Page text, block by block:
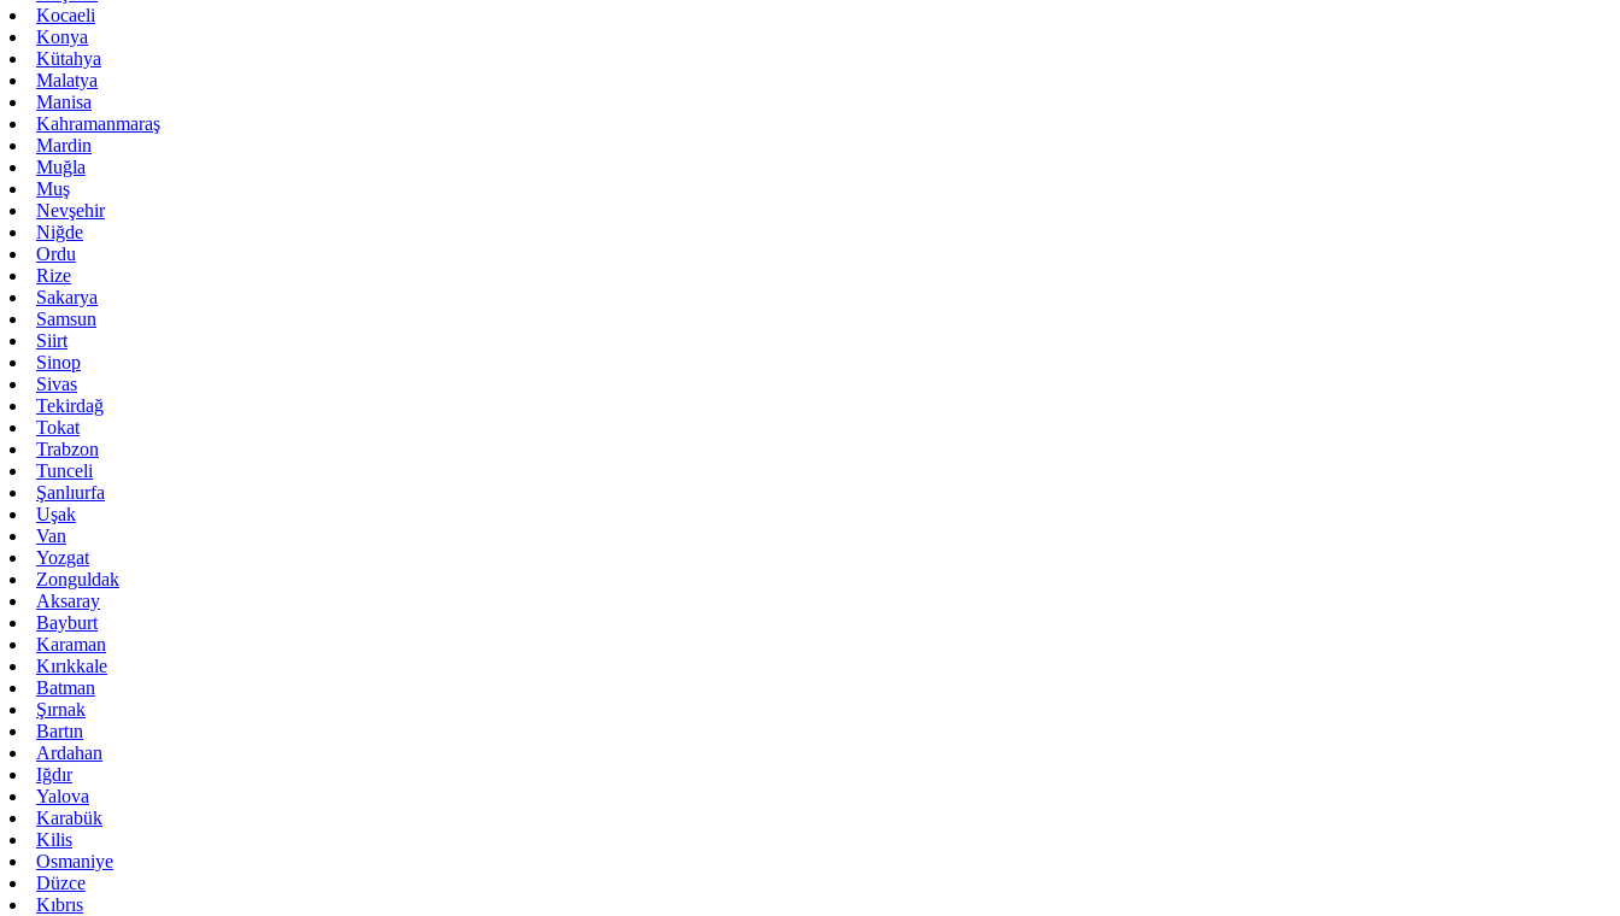
Kocaeli
Konya
Kütahya
Malatya
Manisa
Kahramanmaraş
Mardin
Muğla
Muş
Nevşehir
Niğde
Ordu
Rize
Sakarya
Samsun
Siirt
Sinop
Sivas
Tekirdağ
Tokat
Trabzon
Tunceli
Şanlıurfa
Uşak
Van
Yozgat
Zonguldak
Aksaray
Bayburt
Karaman
Kırıkkale
Batman
Şırnak
Bartın
Ardahan
Iğdır
Yalova
Karabük
Kilis
Osmaniye
Düzce
Kıbrıs